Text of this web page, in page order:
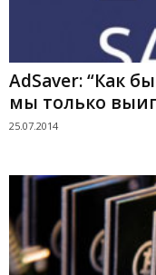
AdSaver: “Как
мы только
25.07.2014